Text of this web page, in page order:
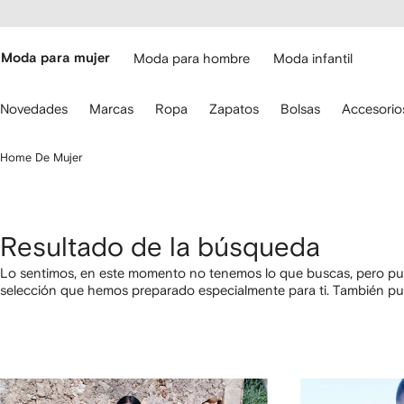
Moda para mujer Moda para hombre Moda infantil
Novedades Marcas Ropa Zapatos Bolsas
Home De Mujer
Resultado de la búsqueda
Lo sentimos, en este momento no tenemos lo que buscas, pero
selección que hemos preparado especialmente para ti. También
1
2
3
4